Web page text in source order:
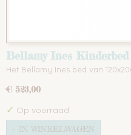
Bellamy Ines
Wit of Neutraal Grijs –
Het Bellamy Ines bed van
€ 523,00
✓ Op voorraad
IN WINKELWAGEN